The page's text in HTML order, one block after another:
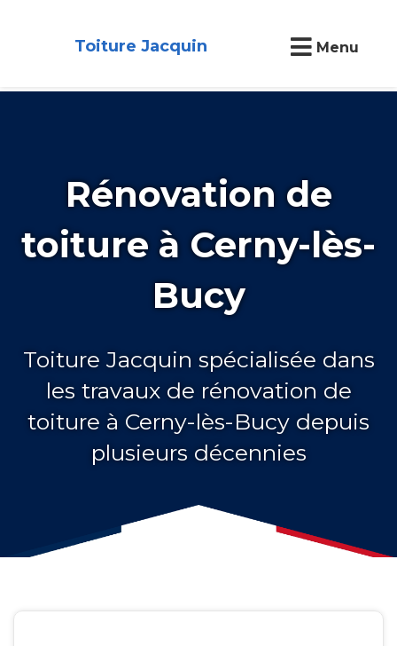
Toiture Jacquin Menu
Rénovation de
toiture à Cerny-lès-
Bucy
Toiture Jacquin spécialisée dans
les travaux de rénovation de
toiture à Cerny-lès-Bucy depuis
plusieurs décennies